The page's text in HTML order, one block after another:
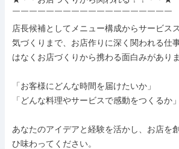
￣￣￣￣￣￣￣￣￣￣￣￣￣￣￣￣￣￣￣
店長候補としてメニュー構成からサービス
気づくりまで、お店作りに深く関われる仕
はなくお店づくりから携わる面白みがありま
「お客様にどんな時間を届けたいか」
「どんな料理やサービスで感動をつくるか」
あなたのアイデアと経験を活かし、お店を
ひ味わってください。